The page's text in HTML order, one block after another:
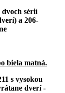
dvoch sérií
a 206-
biela matná.
s vysokou
dverí -